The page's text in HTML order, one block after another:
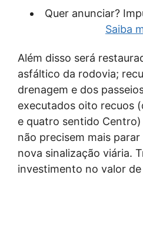
Quer anunciar?
Saiba
Além disso será
asfáltico da rodovia;
drenagem e dos
executados oito recuos
e quatro sentido
não precisem mais
nova sinalização viária.
investimento no valor